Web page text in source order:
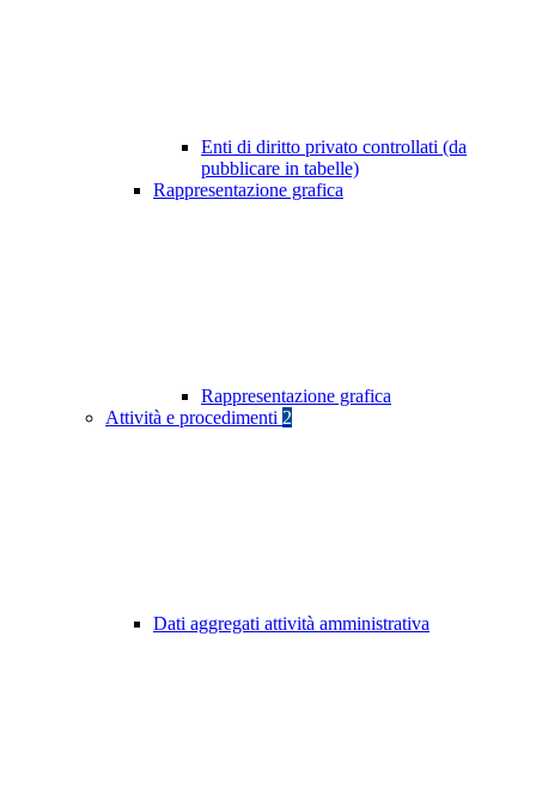
Enti di diritto privato controllati (da
pubblicare in tabelle)
Rappresentazione grafica
Rappresentazione grafica
Attività e procedimenti 2
Dati aggregati attività amministrativa